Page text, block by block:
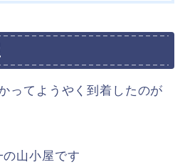
ってようやく到着したのが
山小屋です